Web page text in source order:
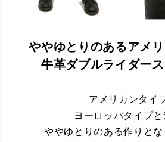
ややゆとりのあるアメ
牛革ダブルライダー
アメリカンタイ
ヨーロッパタイプと
ややゆとりのある作りとな